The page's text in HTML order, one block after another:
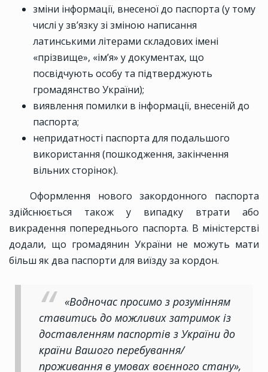
зміни інформації, внесеної до паспорта (у тому
числі у зв’язку зі зміною написання
латинськими літерами складових імені
«прізвище», «ім’я» у документах, що
посвідчують особу та підтверджують
громадянство України);
виявлення помилки в інформації, внесеній до
паспорта;
непридатності паспорта для подальшого
використання (пошкодження, закінчення
вільних сторінок).
Оформлення нового закордонного паспорта
здійснюється також у випадку втрати або
викрадення попереднього паспорта. В міністерстві
додали, що громадянин України не можуть мати
більш як два паспорти для виїзду за кордон.
«Водночас просимо з розумінням
ставитись до можливих затримок із
доставленням паспортів з України до
країни Вашого перебування/
проживання в умовах воєнного стану»,